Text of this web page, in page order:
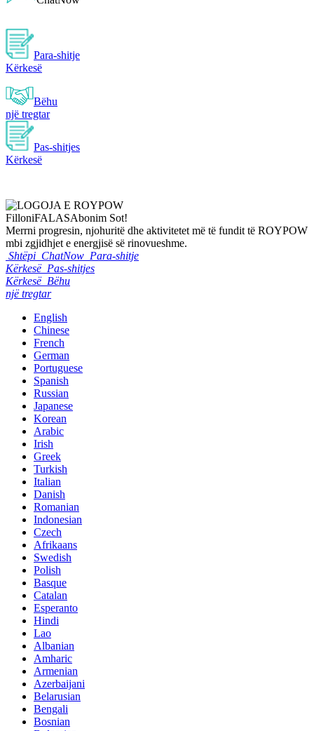
Para-shitje
Kërkesë
Bëhu
një tregtar
Pas-shitjes
Kërkesë
FilloniFALASAbonim Sot!
Merrni progresin, njohuritë dhe aktivitetet më të fundit të ROYPOW
mbi zgjidhjet e energjisë së rinovueshme.
Shtëpi ChatNow Para-shitje
Kërkesë Pas-shitjes
Kërkesë Bëhu
një tregtar
English
Chinese
French
German
Portuguese
Spanish
Russian
Japanese
Korean
Arabic
Irish
Greek
Turkish
Italian
Danish
Romanian
Indonesian
Czech
Afrikaans
Swedish
Polish
Basque
Catalan
Esperanto
Hindi
Lao
Albanian
Amharic
Armenian
Azerbaijani
Belarusian
Bengali
Bosnian